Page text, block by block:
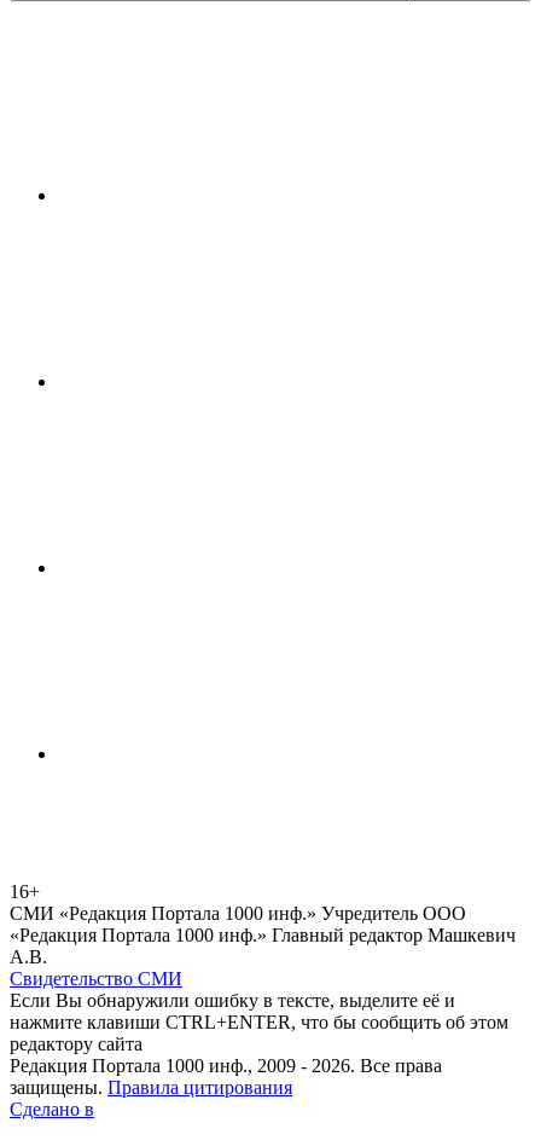
16+
СМИ «Редакция Портала 1000 инф.» Учредитель ООО
«Редакция Портала 1000 инф.» Главный редактор Машкевич
А.В.
Свидетельство СМИ
Если Вы обнаружили ошибку в тексте, выделите её и
нажмите клавиши CTRL+ENTER, что бы сообщить об этом
редактору сайта
Редакция Портала 1000 инф., 2009 - 2026. Все права
защищены. Правила цитирования
Сделано в